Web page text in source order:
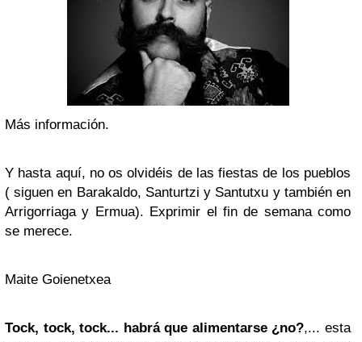
Más información.
Y hasta aquí, no os olvidéis de las fiestas de los pueblos
( siguen en Barakaldo, Santurtzi y Santutxu y también en
Arrigorriaga y Ermua). Exprimir el fin de semana como
se merece.
Maite Goienetxea
Tock, tock, tock... habrá que alimentarse ¿no?,... esta